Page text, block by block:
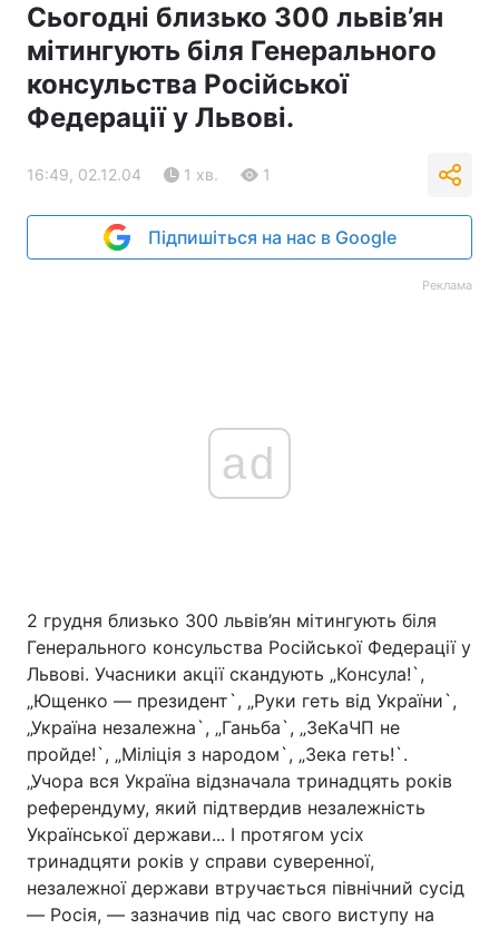
Сьогодні близько 300 львів’ян
мітингують біля Генерального
консульства Російської
Федерації у Львові.
16:49, 02.12.04 1 хв. 1
Підпишіться на нас в Google
Реклама
ad
2 грудня близько 300 львів’ян мітингують біля
Генерального консульства Російської Федерації у
Львові. Учасники акції скандують „Консула!`,
„Ющенко ― президент`, „Руки геть від України`,
„Україна незалежна`, „Ганьба`, „ЗеКаЧП не
пройде!`, „Міліція з народом`, „Зека геть!`.
„Учора вся Україна відзначала тринадцять років
референдуму, який підтвердив незалежність
Української держави... І протягом усіх
тринадцяти років у справи суверенної,
незалежної держави втручається північний сусід
― Росія, — зазначив під час свого виступу на